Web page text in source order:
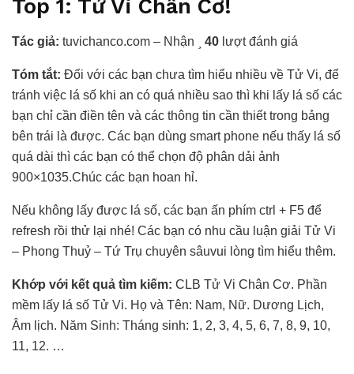
Top 1: Tử Vi Chân Cơ!
Tác giả: tuvichanco.com – Nhận 40 lượt đánh giá
Tóm tắt: Đối với các bạn chưa tìm hiểu nhiều về Tử Vi, để
tránh việc lá số khi an có quá nhiều sao thì khi lấy lá số các
bạn chỉ cần điền tên và các thông tin cần thiết trong bảng
bên trái là được. Các bạn dùng smart phone nếu thấy lá số
quá dài thì các bạn có thể chọn độ phân dải ảnh
900×1035.Chúc các bạn hoan hỉ.
Nếu không lấy được lá số, các bạn ấn phím ctrl + F5 để
refresh rồi thử lại nhé! Các bạn có nhu cầu luận giải Tử Vi
– Phong Thuỷ – Tứ Trụ chuyên sâuvui lòng tìm hiểu thêm.
Khớp với kết quả tìm kiếm: CLB Tử Vi Chân Cơ. Phần
mềm lấy lá số Tử Vi. Họ và Tên: Nam, Nữ. Dương Lịch,
Âm lịch. Năm Sinh: Tháng sinh: 1, 2, 3, 4, 5, 6, 7, 8, 9, 10,
11, 12. …